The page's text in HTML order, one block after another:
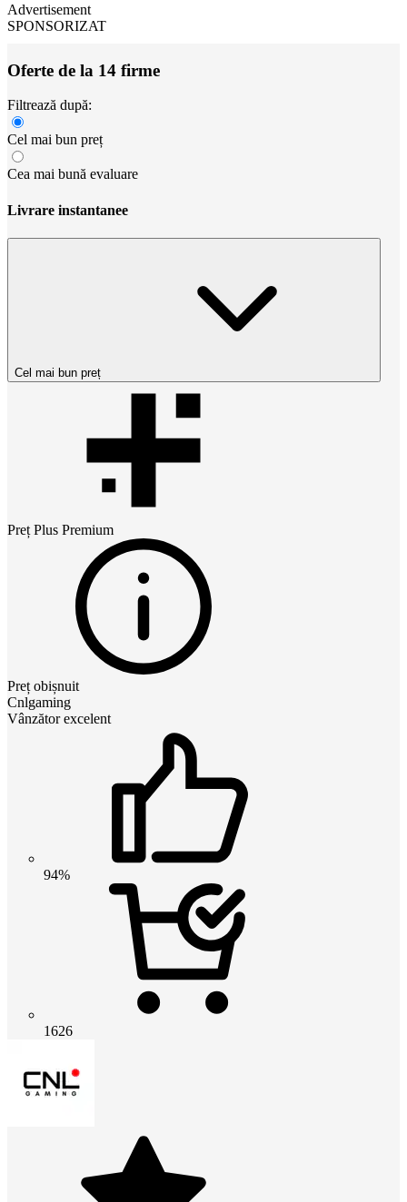
Advertisement
SPONSORIZAT
Oferte de la 14 firme
Filtrează după:
Cel mai bun preț
Cea mai bună evaluare
Livrare instantanee
Cel mai bun preț
Preț Plus Premium
Preț obișnuit
Cnlgaming
Vânzător excelent
94%
1626